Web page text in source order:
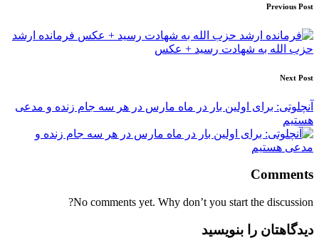
Post
navigation
Previous Post
فرمانده ارشد
حزب الله به شهادت رسید + عکس
Next Post
آنچلوتی: برای اولین بار در ماه مارس در هر سه جام زنده و مدعی
هستیم
Comments
No comments yet. Why don’t you start the discussion?
دیدگاهتان را بنویسید